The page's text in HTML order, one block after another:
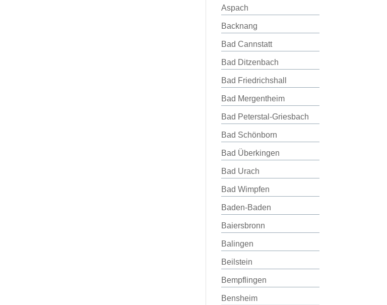
Aspach
Backnang
Bad Cannstatt
Bad Ditzenbach
Bad Friedrichshall
Bad Mergentheim
Bad Peterstal-Griesbach
Bad Schönborn
Bad Überkingen
Bad Urach
Bad Wimpfen
Baden-Baden
Baiersbronn
Balingen
Beilstein
Bempflingen
Bensheim